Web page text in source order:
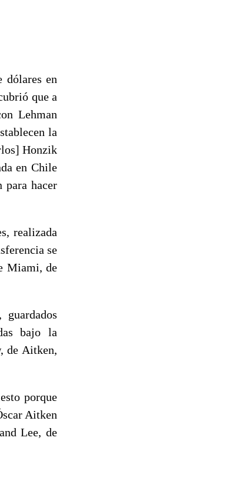
dólares en
que a
Lehman
la
Honzik
en Chile
hacer
realizada
se
Miami, de
bajo la
de Aitken,
porque
Aitken
Lee, de